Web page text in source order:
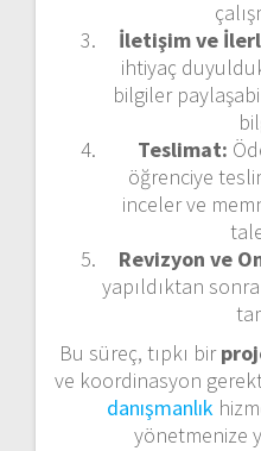
İletişim ve
ihtiyaç
bilgiler
Teslimat:
öğrenciye
inceler ve
Revizyon ve
yapıldıktan
Bu süreç, tıpkı bir
ve koordinasyon
danışmanlık
yönetmenize